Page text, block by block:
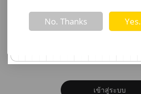
! Not valid!
No. Thanks
รหัสผ่าน